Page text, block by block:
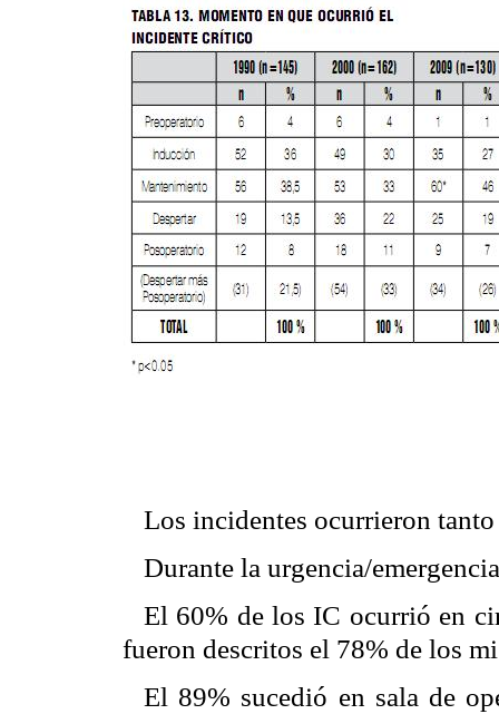
Los incidentes ocurrieron
Durante la urgencia/
El 60% de los IC ocurrió en
fueron descritos el 78% de los
El 89% sucedió en sala de